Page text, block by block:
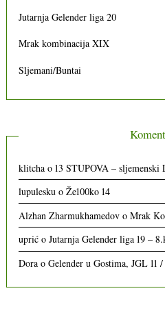
Jutarnja Gelender liga 20
Mrak kombinacija XIX
Sljemani/Buntai
klitcha o13 STUPOVA – sljemenski
lupulesku oŽe100ko 14
Alzhan Zharmukhamedov oMrak
uprić oJutarnja Gelender liga 19 –
Dora oGelender u Gostima, JGL 11